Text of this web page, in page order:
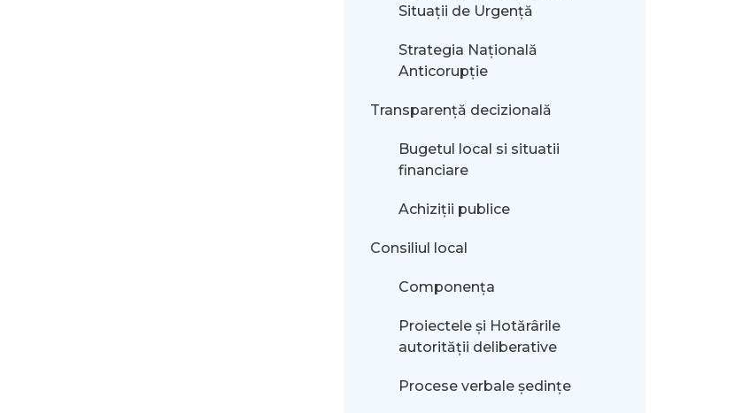
Situații de Urgență
Strategia Națională
Anticorupție
Transparență decizională
Bugetul local si situatii
financiare
Achiziții publice
Consiliul local
Componența
Proiectele și Hotărârile
autorității deliberative
Procese verbale ședințe